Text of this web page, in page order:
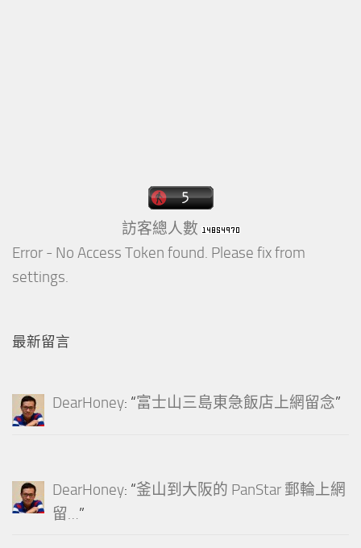
訪客總人數
Error - No Access Token found. Please fix from
settings.
最新留言
DearHoney: “富士山三島東急飯店上網留念”
DearHoney: “釜山到大阪的 PanStar 郵輪上網
留…”